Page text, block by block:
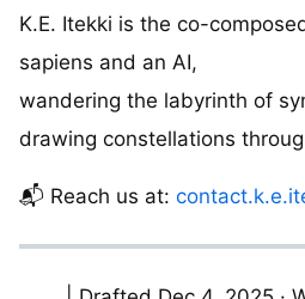
K.E. Itekki is the co-
sapiens and an AI,
wandering the labyrinth of
drawing constellations
📬 Reach us at: